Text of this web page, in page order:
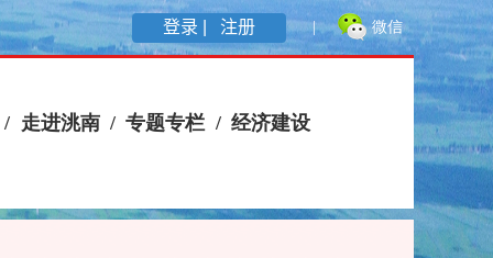
登录 | 注册